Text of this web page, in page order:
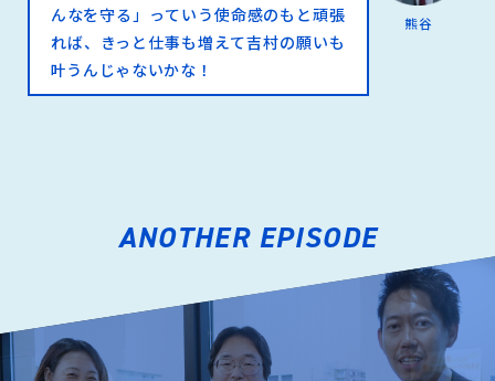
熊谷
んなを守る」っていう使命感のもと頑張
れば、きっと仕事も増えて吉村の願いも
叶うんじゃないかな！
ANOTHER EPISODE